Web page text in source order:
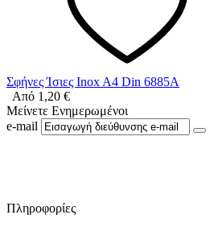
Σφήνες Ίσιες Inox A4 Din 6885A
Από 1,20 €
Μείνετε Ενημερωμένοι
e-mail
Πληροφορίες